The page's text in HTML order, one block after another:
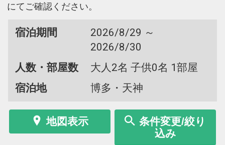
にてご確認ください。
宿泊期間
2026/8/29 ～
2026/8/30
人数・部屋数
大人2名 子供0名 1部屋
宿泊地
博多・天神
地図表示
条件変更/絞り
込み